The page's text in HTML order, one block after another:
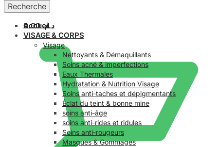
Recherche
د.م.0.00
Recherche
Accueil
VISAGE & CORPS
Visage
Nettoyants & Démaquillants
Soins acné & imperfections
Eaux Thermales
Hydratation & Nutrition Visage
Soins anti-taches et dépigmentants
Éclat du teint & bonne mine
soins anti-âge
soins anti-rides et ridules
Soins anti-rougeurs
Masques & Gommages